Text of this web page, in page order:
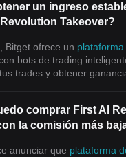
un ingreso
Takeover?
Bitget ofrece un
con bots de trading
trades y obtener
comprar First AI
la comisión más
anunciar que plataforma